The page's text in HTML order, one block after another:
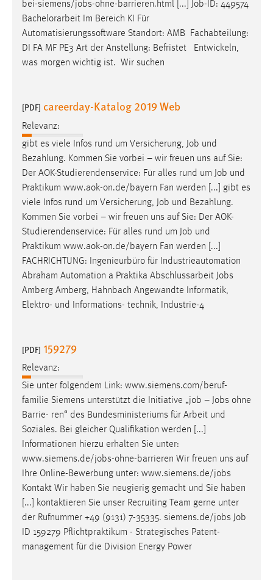
bei-siemens/jobs-ohne-barrieren.html [...] Job-ID: 449574
Bachelorarbeit Im Bereich KI Für
Automatisierungssoftware Standort: AMB Fachabteilung:
DI FA MF PE3 Art der Anstellung: Befristet Entwickeln,
was morgen wichtig ist. Wir suchen
[PDF] careerday-Katalog 2019 Web
Relevanz:
gibt es viele Infos rund um Versicherung, Job und
Bezahlung. Kommen Sie vorbei – wir freuen uns auf Sie:
Der AOK-Studierendenservice: Für alles rund um Job und
Praktikum www.aok-on.de/bayern Fan werden [...] gibt es
viele Infos rund um Versicherung, Job und Bezahlung.
Kommen Sie vorbei – wir freuen uns auf Sie: Der AOK-
Studierendenservice: Für alles rund um Job und
Praktikum www.aok-on.de/bayern Fan werden [...]
FACHRICHTUNG: Ingenieurbüro für Industrieautomation
Abraham Automation a Praktika Abschlussarbeit Jobs
Amberg Amberg, Hahnbach Angewandte Informatik,
Elektro- und Informations- technik, Industrie-4
[PDF] 159279
Relevanz:
Sie unter folgendem Link: www.siemens.com/beruf-
familie Siemens unterstützt die Initiative „job – Jobs ohne
Barrie- ren“ des Bundesministeriums für Arbeit und
Soziales. Bei gleicher Qualifikation werden [...]
Informationen hierzu erhalten Sie unter:
www.siemens.de/jobs-ohne-barrieren Wir freuen uns auf
Ihre Online-Bewerbung unter: www.siemens.de/jobs
Kontakt Wir haben Sie neugierig gemacht und Sie haben
[...] kontaktieren Sie unser Recruiting Team gerne unter
der Rufnummer +49 (9131) 7-35335. siemens.de/jobs Job
ID 159279 Pflichtpraktikum - Strategisches Patent-
management für die Division Energy Power
Conversion-Tracking
Cookie Laufzeit:
3 Monate
Name:
Anbieter:
Facebook
Zweck:
Cookie Laufzeit:
3 Monate
EXTERNE MEDIEN
Um Inhalte von Videoplattformen und Social Media
Plattformen anzeigen zu können, werden von diesen
YouTube
Vimeo